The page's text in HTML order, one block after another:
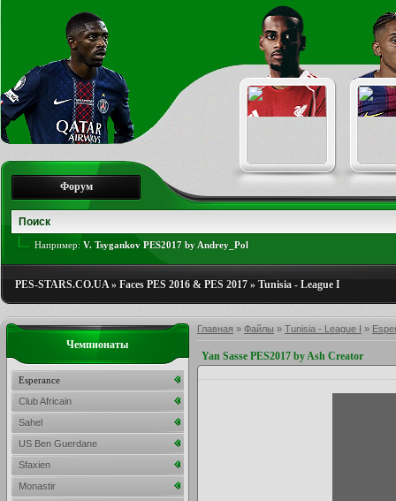
Форум
Например: V. Tsygankov PES2017 by Andrey_Pol
PES-STARS.CO.UA» Faces PES 2016 & PES 2017 » Tunisia - League I
Главная » Файлы » Tunisia - League I »
Yan Sasse PES2017 by Ash Creator
Чемпионаты
Esperance
Club Africain
Sahel
US Ben Guerdane
Sfaxien
Monastir